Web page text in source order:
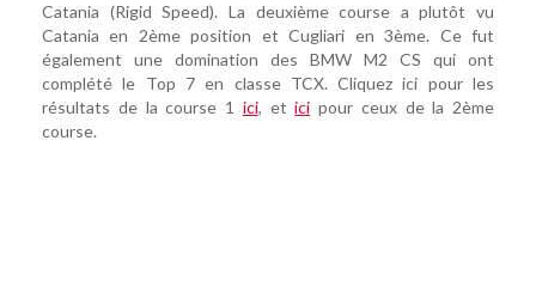
Catania (Rigid Speed). La deuxième course a plutôt vu
Catania en 2ème position et Cugliari en 3ème. Ce fut
également une domination des BMW M2 CS qui ont
complété le Top 7 en classe TCX. Cliquez ici pour les
résultats de la course 1 ici, etici pour ceux de la 2ème
course.